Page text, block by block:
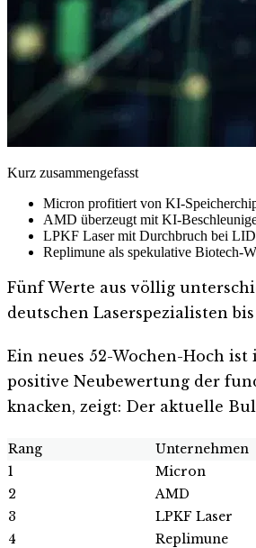
Kurz zusammengefasst
Micron profitiert von KI-
AMD überzeugt mit KI-
LPKF Laser mit Durchbruch bei
Replimune als spekulative Biotech-
Fünf Werte aus völlig
deutschen Laserspezialisten
Ein neues 52-Wochen-Hoch
positive Neubewertung der
knacken, zeigt: Der aktuelle
Rang Unternehmen
1
Micron
2
AMD
3
LPKF Laser
4
Replimune